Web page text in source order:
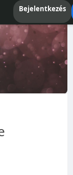
Bejelentkezés